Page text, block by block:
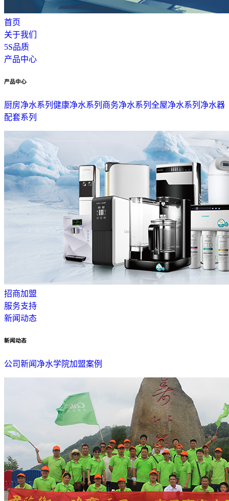
首页
关于我们
5S品质
产品中心
产品中心
厨房净水系列 健康净水系列 商务净水系列 全屋净水系列 净水器
配套系列
招商加盟
服务支持
新闻动态
新闻动态
公司新闻 净水学院加盟案例